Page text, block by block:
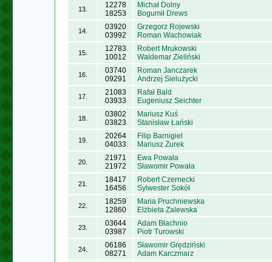
13.
12278
18253
Michał Dolny
Bogumił Drews
14.
03920
03992
Grzegorz Rojewski
Roman Wachowiak
15.
12783
10012
Robert Mrukowski
Waldemar Zieliński
16.
03740
09291
Roman Janczarek
Andrzej Sielużycki
17.
21083
03933
Rafał Bald
Eugeniusz Seichter
18.
03802
03823
Mariusz Kuś
Stanisław Łański
19.
20264
04033
Filip Barnigiel
Mariusz Żurek
20.
21971
21972
Ewa Powała
Sławomir Powała
21.
18417
16456
Robert Czernecki
Sylwester Sokół
22.
18259
12860
Maria Pruchniewska
Elżbieta Zalewska
23.
03644
03987
Adam Błachnio
Piotr Turowski
24.
06186
08271
Sławomir Grędziński
Adam Karczmarz